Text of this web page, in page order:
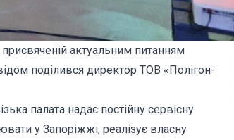
присвяченій актуальним питанням
поділився директор ТОВ «Полігон-
палата надає постійну сервісну
у Запоріжжі, реалізує власну